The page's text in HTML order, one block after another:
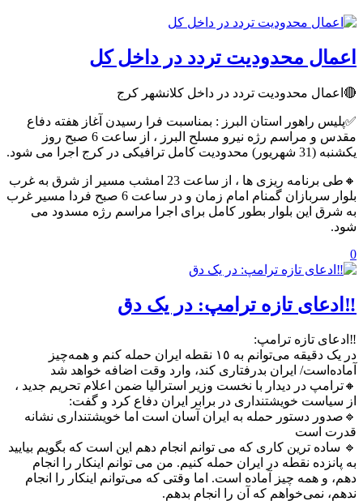
اعمال محدودیت تردد در داخل کل
🔴اعمال محدودیت تردد در داخل کلانشهر کرج
✅پلیس راهور استان البرز : بمناسبت فرا رسیدن آغاز هفته دفاع
مقدس و مراسم رژه نیرو مسلح البرز ، از ساعت 6 صبح روز
یکشنبه (31 شهریور) محدودیت کامل ترافیکی در کرج اجرا می شود.
🔸طی برنامه ریزی ها ، از ساعت 23 امشب مسیر از شرق به غرب
بلوار سربازان گمنام امام زمان و در ساعت 6 صبح فردا مسیر غرب
به شرق این بلوار بطور کامل برای اجرا مراسم رژه مسدود می
شود.
0
‼️ادعای تازه ترامپ: در یک دق
‼️ادعای تازه ترامپ:
در یک دقیقه می‌توانم به ١٥ نقطه ایران حمله کنم و همه‌چیز
آماده‌است/ ایران بدرفتاری کند، وارد وقت اضافه خواهد شد
🔸ترامپ در دیدار با نخست وزیر استرالیا ضمن اعلام تحریم جدید ،
از سیاست خویشتنداری در برابر ایران دفاع کرد و گفت:
🔹صدور دستور حمله به ایران آسان است اما خویشتنداری نشانه
قدرت است
🔹 ساده ترین کاری که می توانم انجام دهم این است که بگویم بیایید
به پانزده نقطه در ایران حمله کنیم. من می توانم اینکار را انجام
دهم، و همه چیز آماده است. اما وقتی که می‌توانم اینکار را انجام
ندهم، نمی‌خواهم که آن را انجام بدهم.